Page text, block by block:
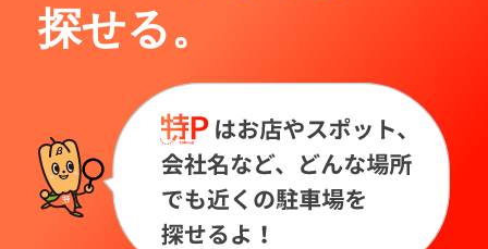
探せる。